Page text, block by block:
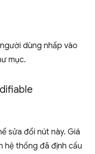
dùng nhấp vào
mục.
sửa đổi nút này. Giá
hệ thống đã định cấu